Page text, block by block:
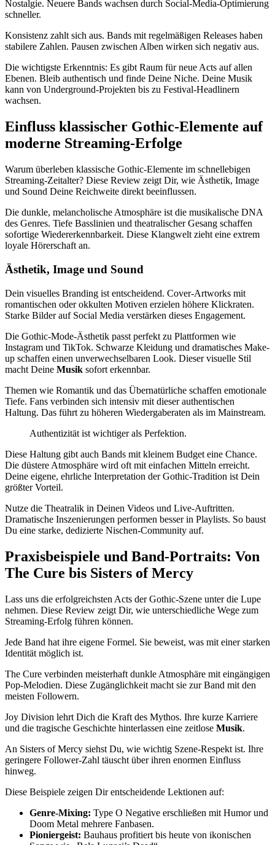
Nostalgie. Neuere Bands wachsen durch Social-Media-Optimierung
schneller.
Konsistenz zahlt sich aus. Bands mit regelmäßigen Releases haben
stabilere Zahlen. Pausen zwischen Alben wirken sich negativ aus.
Die wichtigste Erkenntnis: Es gibt Raum für neue Acts auf allen
Ebenen. Bleib authentisch und finde Deine Niche. Deine Musik
kann von Underground-Projekten bis zu Festival-Headlinern
wachsen.
Einfluss klassischer Gothic-Elemente auf
moderne Streaming-Erfolge
Warum überleben klassische Gothic-Elemente im schnellebigen
Streaming-Zeitalter? Diese Review zeigt Dir, wie Ästhetik, Image
und Sound Deine Reichweite direkt beeinflussen.
Die dunkle, melancholische Atmosphäre ist die musikalische DNA
des Genres. Tiefe Basslinien und theatralischer Gesang schaffen
sofortige Wiedererkennbarkeit. Diese Klangwelt zieht eine extrem
loyale Hörerschaft an.
Ästhetik, Image und Sound
Dein visuelles Branding ist entscheidend. Cover-Artworks mit
romantischen oder okkulten Motiven erzielen höhere Klickraten.
Starke Bilder auf Social Media verstärken dieses Engagement.
Die Gothic-Mode-Ästhetik passt perfekt zu Plattformen wie
Instagram und TikTok. Schwarze Kleidung und dramatisches Make-
up schaffen einen unverwechselbaren Look. Dieser visuelle Stil
macht Deine Musik sofort erkennbar.
Themen wie Romantik und das Übernatürliche schaffen emotionale
Tiefe. Fans verbinden sich intensiv mit dieser authentischen
Haltung. Das führt zu höheren Wiedergaberaten als im Mainstream.
Authentizität ist wichtiger als Perfektion.
Diese Haltung gibt auch Bands mit kleinem Budget eine Chance.
Die düstere Atmosphäre wird oft mit einfachen Mitteln erreicht.
Deine eigene, ehrliche Interpretation der Gothic-Tradition ist Dein
größter Vorteil.
Nutze die Theatralik in Deinen Videos und Live-Auftritten.
Dramatische Inszenierungen performen besser in Playlists. So baust
Du eine starke, dedizierte Nischen-Community auf.
Praxisbeispiele und Band-Portraits: Von
The Cure bis Sisters of Mercy
Lass uns die erfolgreichsten Acts der Gothic-Szene unter die Lupe
nehmen. Diese Review zeigt Dir, wie unterschiedliche Wege zum
Streaming-Erfolg führen können.
Jede Band hat ihre eigene Formel. Sie beweist, was mit einer starken
Identität möglich ist.
The Cure verbinden meisterhaft dunkle Atmosphäre mit eingängigen
Pop-Melodien. Diese Zugänglichkeit macht sie zur Band mit den
meisten Followern.
Joy Division lehrt Dich die Kraft des Mythos. Ihre kurze Karriere
und die tragische Geschichte hinterlassen eine zeitlose Musik.
An Sisters of Mercy siehst Du, wie wichtig Szene-Respekt ist. Ihre
geringere Follower-Zahl täuscht über ihren enormen Einfluss
hinweg.
Diese Beispiele zeigen Dir entscheidende Lektionen auf:
Genre-Mixing: Type O Negative erschließen mit Humor und
Doom Metal mehrere Fanbasen.
Pioniergeist: Bauhaus profitiert bis heute von ikonischen